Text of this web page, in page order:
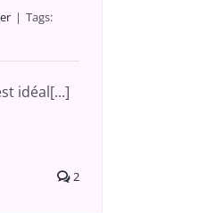
| Tags:
idéal[...]
2